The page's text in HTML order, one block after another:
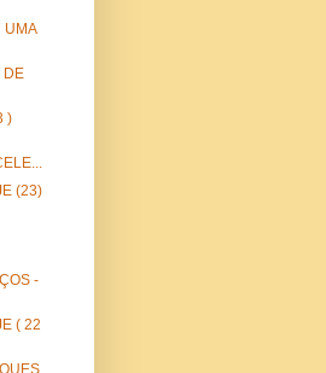
UMA
DE
)
(23)
-
( 22